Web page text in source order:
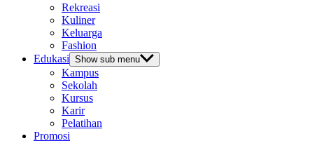
Rekreasi
Kuliner
Keluarga
Fashion
Edukasi Show sub menu
Kampus
Sekolah
Kursus
Karir
Pelatihan
Promosi